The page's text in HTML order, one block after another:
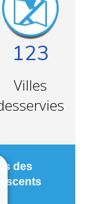
123
Villes
des